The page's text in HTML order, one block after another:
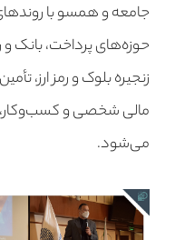
جامعه و همسو با
حوزه‌های پرداخت، بانک و
زنجیره بلوک و رمز ارز،
مالی شخصی و کسب‌وکار،
می‌شود.